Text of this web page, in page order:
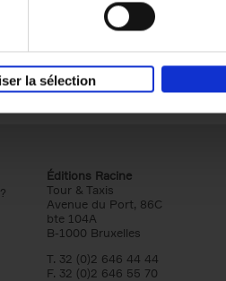
la sélection
Éditions Racine
Tour & Taxis
Avenue du Port, 86C
bte 104A
B-1000 Bruxelles
T. 32 (0)2 646 44 44
F. 32 (0)2 646 55 70